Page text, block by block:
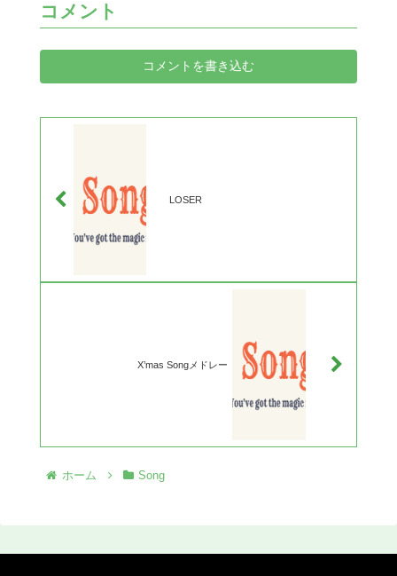
コメント
コメントを書き込む
LOSER
X’mas Songメドレー
ホーム Song